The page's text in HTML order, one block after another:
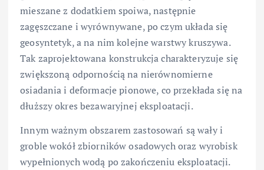
mieszane z dodatkiem spoiwa, następnie
zagęszczane i wyrównywane, po czym układa się
geosyntetyk, a na nim kolejne warstwy kruszywa.
Tak zaprojektowana konstrukcja charakteryzuje się
zwiększoną odpornością na nierównomierne
osiadania i deformacje pionowe, co przekłada się na
dłuższy okres bezawaryjnej eksploatacji.
Innym ważnym obszarem zastosowań są wały i
groble wokół zbiorników osadowych oraz wyrobisk
wypełnionych wodą po zakończeniu eksploatacji.